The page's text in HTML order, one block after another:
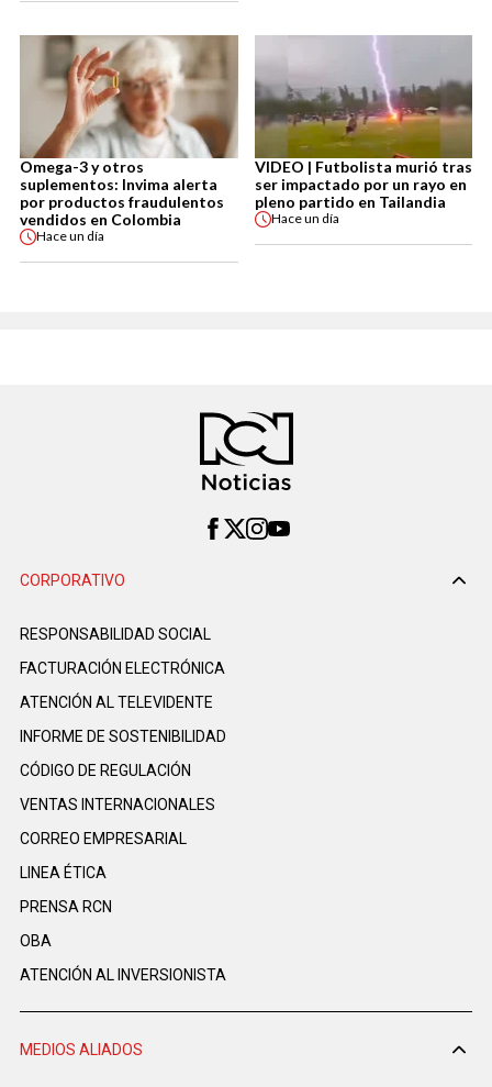
Omega-3 y otros
suplementos: Invima alerta
por productos fraudulentos
vendidos en Colombia
Haceun día
VIDEO | Futbolista murió tras
ser impactado por un rayo en
pleno partido en Tailandia
Haceun día
CORPORATIVO
RESPONSABILIDAD SOCIAL
FACTURACIÓN ELECTRÓNICA
ATENCIÓN AL TELEVIDENTE
INFORME DE SOSTENIBILIDAD
CÓDIGO DE REGULACIÓN
VENTAS INTERNACIONALES
CORREO EMPRESARIAL
LINEA ÉTICA
PRENSA RCN
OBA
ATENCIÓN AL INVERSIONISTA
MEDIOS ALIADOS